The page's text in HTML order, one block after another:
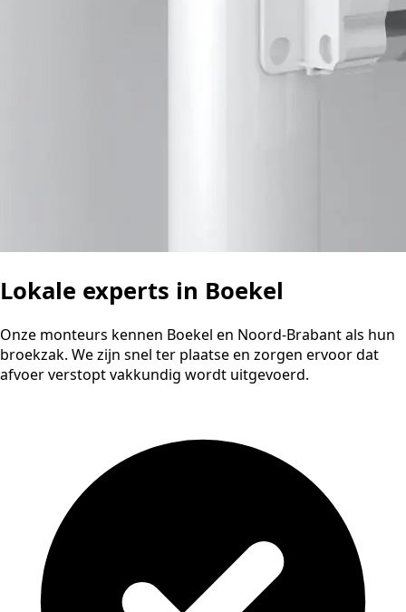
Lokale experts in Boekel
Onze monteurs kennen Boekel en Noord-Brabant als hun
broekzak. We zijn snel ter plaatse en zorgen ervoor dat
afvoer verstopt vakkundig wordt uitgevoerd.